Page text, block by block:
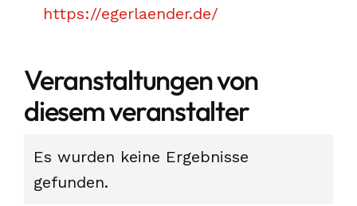
Webseite
https://egerlaender.de/
Veranstaltungen von
diesem veranstalter
Hinweis
Es wurden keine Ergebnisse
gefunden.